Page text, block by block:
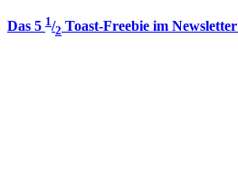
Das 5 1/2 Toast-Freebie im